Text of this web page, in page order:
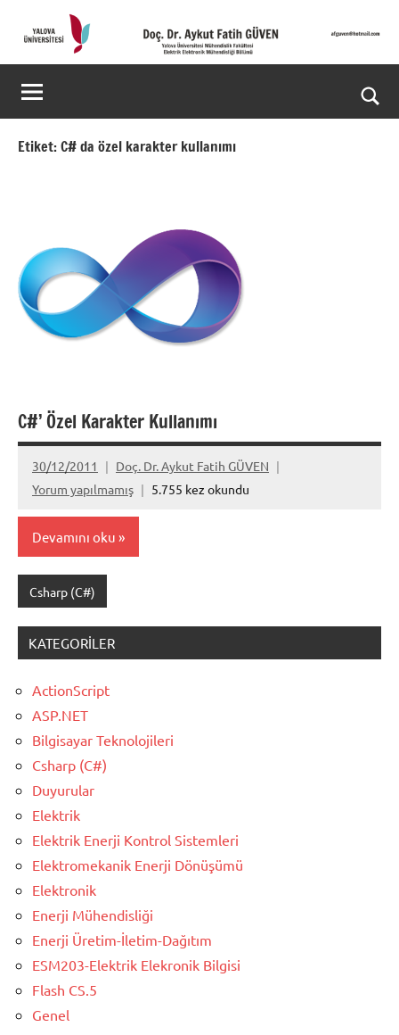
Doç.
Dr.
Aykut
World's
top
2%
Web
Sitesi
Etiket:C# da özel karakter kullanımı
C#’ Özel Karakter Kullanımı
30/12/2011
Doç. Dr. Aykut Fatih GÜVEN
Yorum yapılmamış
5.755 kez okundu
Devamını oku
Csharp (C#)
KATEGORILER
ActionScript
ASP.NET
Bilgisayar Teknolojileri
Csharp (C#)
Duyurular
Elektrik
Elektrik Enerji Kontrol Sistemleri
Elektromekanik Enerji Dönüşümü
Elektronik
Enerji Mühendisliği
Enerji Üretim-İletim-Dağıtım
ESM203-Elektrik Elekronik Bilgisi
Flash CS.5
Genel